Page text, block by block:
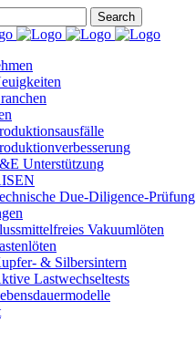
Unterstützung
Due-Diligence-Prüfung
Vakuumlöten
& Silbersintern
Lastwechseltests